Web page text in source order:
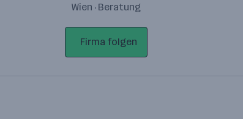
Wien · Beratung
Firma folgen